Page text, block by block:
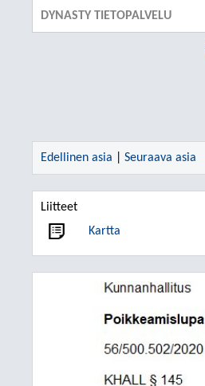
DYNASTY TIETOPALVELU
Edellinen asia Seuraava asia
Liitteet
Kartta